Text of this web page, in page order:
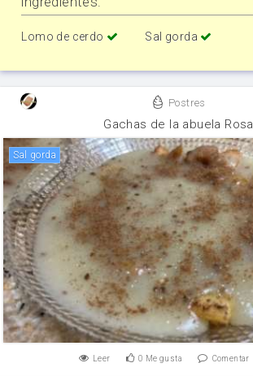
Lomo de cerdo Sal gorda
Postres
Gachas de la abuela Rosa
sal gorda
Leer 0 Me gusta Comentar